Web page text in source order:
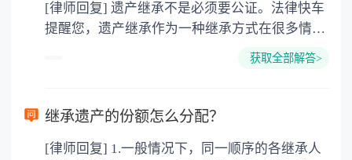
3. 印花税：按房屋评估价的0.05%缴纳 4. 土
地增值税：按房价1%缴纳 5. 房屋产权登记费：
[律师回复] 遗产继承不是必须要公证。法律快车
提醒您，遗产继承作为一种继承方式在很多情况
下都是不需要公证的，当然，如果需要公正的也
以防对财产继承发生纠纷，可以对遗产继承进行
公证。
获取全部解答>
继承遗产的份额怎么分配？
[律师回复] 1.一般情况下，同一顺序的各继承人